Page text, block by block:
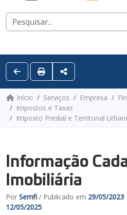
Início Serviços Empresa
Impostos e Taxas
Imposto Predial e Territorial
Informação
Imobiliária
Por Semfi / Publicado em 29/05/2023
12/05/2025